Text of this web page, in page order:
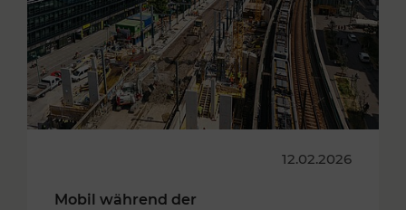
12.02.2026
Mobil während der